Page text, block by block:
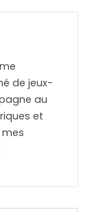
de jeux-
au
et